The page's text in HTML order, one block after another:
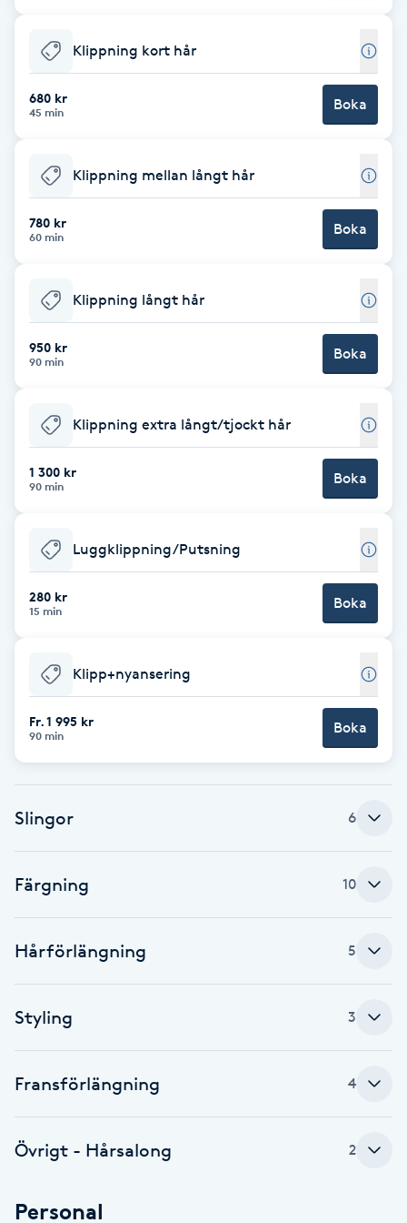
Bambumassage
Barber
Barnklippning
Bottenfärg
Brynformning
Brynfärgning
Brynplockning
Bröllopsuppsättning
Celluliter
Coachning
Color correction
Cryoterapi
D
Damklippning
Dermapen
E
Extensions
Eyeliner-tatuering
Klippning kort hår
680 kr
45 min Boka
Klippning mellan långt hår
780 kr
60 min Boka
Klippning långt hår
950 kr
90 min Boka
Klippning extra långt/tjockt hår
1 300 kr
90 min Boka
Luggklippning/Putsning
280 kr
15 min Boka
Klipp+nyansering
Fr. 1 995 kr
90 min Boka
Slingor 6
Färgning 10
Hårförlängning 5
Styling 3
Fransförlängning 4
Övrigt - Hårsalong 2
Personal